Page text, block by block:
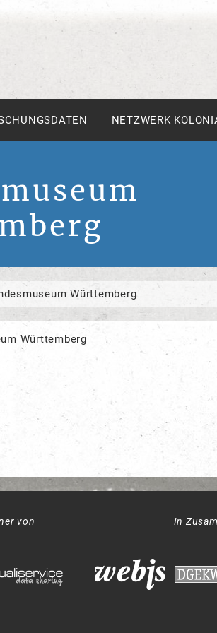
NETZWERK
Württemberg
Württemberg
von In